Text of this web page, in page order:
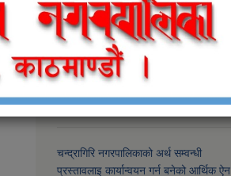
चन्द्रागिरि नगरपालिकाको आर्थिक ऐन,
२०८१(पहिलो संशोधन, २०८१)
चन्द्रागिरि नगरपालिकाको अर्थ सम्वन्धी
२०८१
चन्द्रागिरि नगरपालिकाको अर्थ सम्वन्धी
प्रस्तावलाइ कार्यान्वयन गर्न बनेको आर्थिक ऐन,